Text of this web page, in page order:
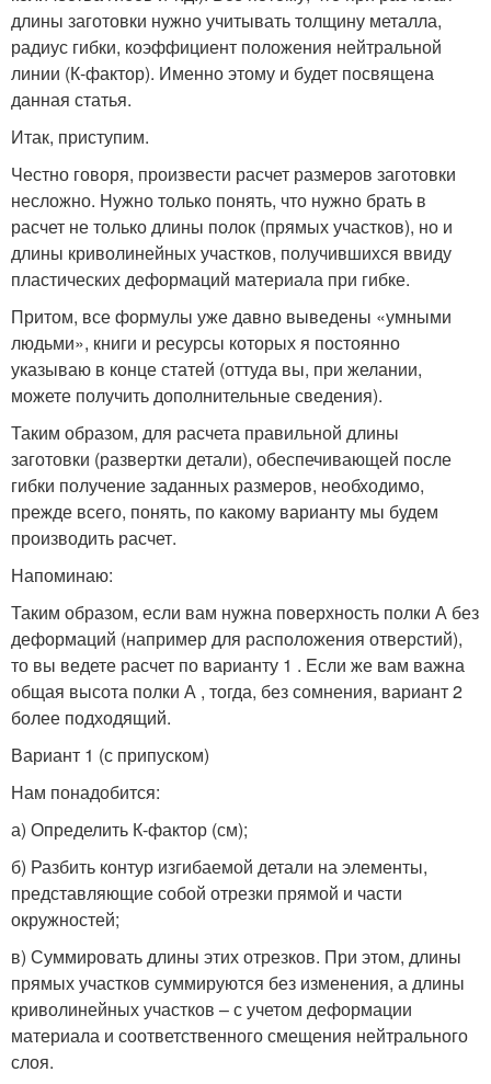
длины заготовки нужно учитывать толщину металла,
радиус гибки, коэффициент положения нейтральной
линии (К-фактор). Именно этому и будет посвящена
данная статья.
Итак, приступим.
Честно говоря, произвести расчет размеров заготовки
несложно. Нужно только понять, что нужно брать в
расчет не только длины полок (прямых участков), но и
длины криволинейных участков, получившихся ввиду
пластических деформаций материала при гибке.
Притом, все формулы уже давно выведены «умными
людьми», книги и ресурсы которых я постоянно
указываю в конце статей (оттуда вы, при желании,
можете получить дополнительные сведения).
Таким образом, для расчета правильной длины
заготовки (развертки детали), обеспечивающей после
гибки получение заданных размеров, необходимо,
прежде всего, понять, по какому варианту мы будем
производить расчет.
Напоминаю:
Таким образом, если вам нужна поверхность полки А без
деформаций (например для расположения отверстий),
то вы ведете расчет по варианту 1 . Если же вам важна
общая высота полки А , тогда, без сомнения, вариант 2
более подходящий.
Вариант 1 (с припуском)
Нам понадобится:
а) Определить К-фактор (см);
б) Разбить контур изгибаемой детали на элементы,
представляющие собой отрезки прямой и части
окружностей;
в) Суммировать длины этих отрезков. При этом, длины
прямых участков суммируются без изменения, а длины
криволинейных участков – с учетом деформации
материала и соответственного смещения нейтрального
слоя.